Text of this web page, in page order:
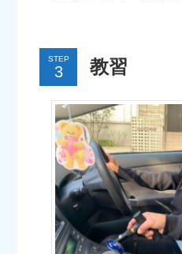
STEP 教習